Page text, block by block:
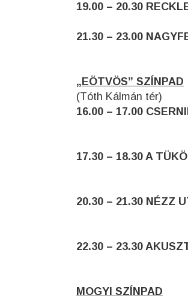
19.00 – 20.30
21.30 – 23.00
„EÖTVÖS” SZÍNPAD
(Tóth Kálmán tér)
16.00 – 17.00
17.30 – 18.30 A
20.30 – 21.30 NÉZZ
22.30 – 23.30
MOGYI SZÍNPAD